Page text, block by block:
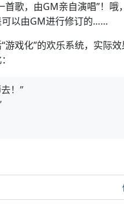
歌，由GM亲自演唱”！哦
可以由GM进行修订的……
游戏化”的欢乐系统，实际
！”